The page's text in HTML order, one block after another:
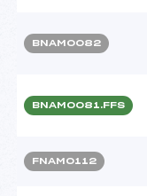
BNAM0082
BNAM0081.FFS
FNAM0112